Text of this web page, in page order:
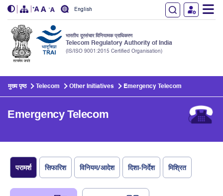
English
भारतीय दूरसंचार विनियामक प्राधिकरण
Telecom Regulatory Authority of India
(IS/ISO 9001:2015 Certified Organisation)
मुख्य पृष्ठ Telecom Other Initiatives Emergency Telecom
Emergency Telecom
परामर्श सिफारिश विनियम/आदेश दिशा-निर्देश मिश्रित